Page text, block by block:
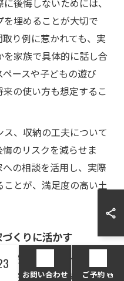
を埋めることが大切で
り例に惹かれても、実
家族で具体的に話し合
ースや子どもの遊び
の使い方も想定するこ
、収納の工夫について
のリスクを減らせま
の相談を活用し、実際
とが、満足度の高い土
くりに活かす
方で、デメリットも存
冬場の冷えや結露、土
お問い合わせ ご予約